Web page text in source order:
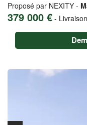
Proposé par NEXITY -
379 000 € -